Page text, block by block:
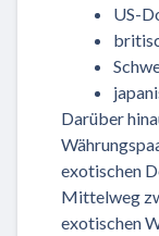
US-
Darüber
exotischen
Mittelweg
exotischen